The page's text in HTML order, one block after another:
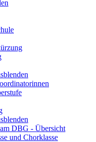
DBG - Übersicht
und Chorklasse